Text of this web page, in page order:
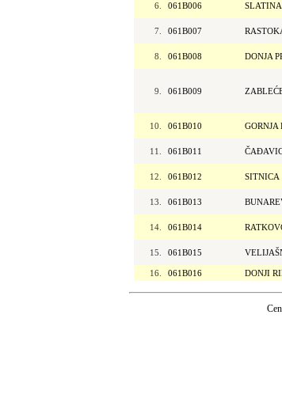
6. 061B006 SLATINA
7. 061B007
8. 061B008 DONJA
9. 061B009
10. 061B010 GORNJA
11. 061B011
12. 061B012 SITNICA
13. 061B013
14. 061B014
15. 061B015
16.
061B016 DONJI